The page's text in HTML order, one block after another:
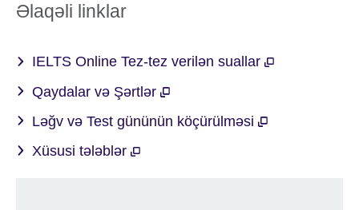
Əlaqəli linklar
IELTS Online Tez-tez verilən suallar
Qaydalar və Şərtlər
Ləğv və Test gününün köçürülməsi
Xüsusi tələblər